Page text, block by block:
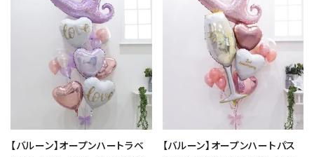
【バルーン】オープンハートラベ
【バルーン】オープンハートパス